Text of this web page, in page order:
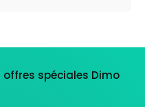
spéciales Dimo